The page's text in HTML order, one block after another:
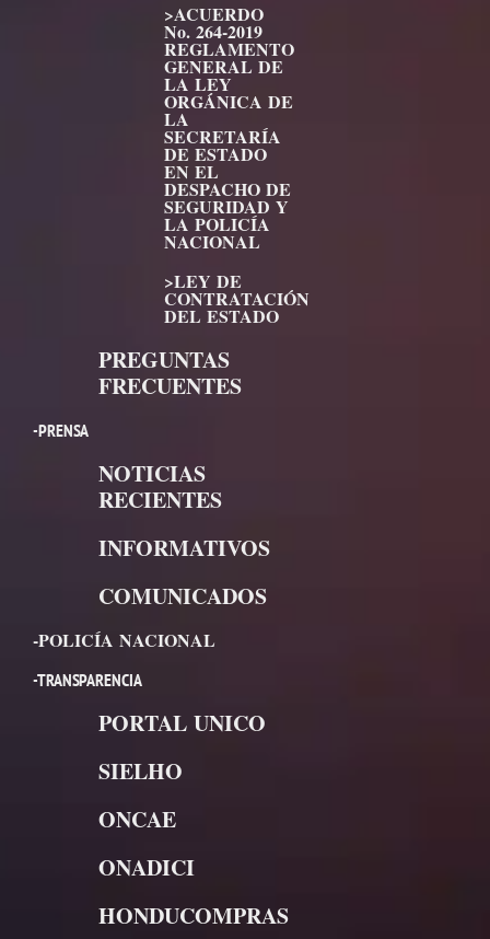
>ACUERDO
No. 264-2019
REGLAMENTO
GENERAL DE
LA LEY
ORGÁNICA DE
LA
SECRETARÍA
DE ESTADO
EN EL
DESPACHO DE
SEGURIDAD Y
LA POLICÍA
NACIONAL
>LEY DE
CONTRATACIÓN
DEL ESTADO
PREGUNTAS
FRECUENTES
-PRENSA
NOTICIAS
RECIENTES
INFORMATIVOS
COMUNICADOS
-POLICÍA NACIONAL
-TRANSPARENCIA
PORTAL UNICO
SIELHO
ONCAE
ONADICI
HONDUCOMPRAS